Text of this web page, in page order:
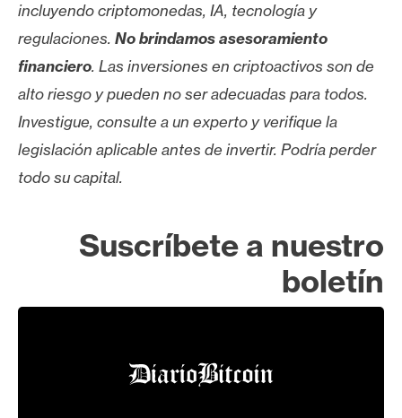
incluyendo criptomonedas, IA, tecnología y
regulaciones. No brindamos asesoramiento
financiero. Las inversiones en criptoactivos son de
alto riesgo y pueden no ser adecuadas para todos.
Investigue, consulte a un experto y verifique la
legislación aplicable antes de invertir. Podría perder
todo su capital.
Suscríbete a nuestro
boletín